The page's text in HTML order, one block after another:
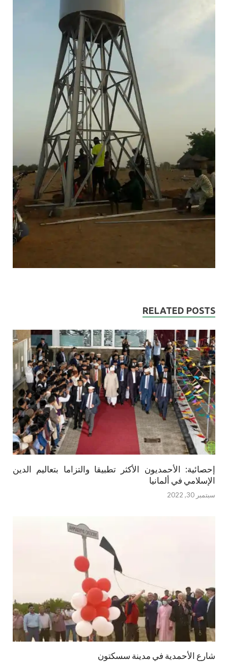
RELATED POSTS
إحصائية: الأحمديون الأكثر تطبيقا والتزاما بتعاليم الدين
الإسلامي في ألمانيا
سبتمبر 30, 2022
شارع الأحمدية في مدينة سسكتون